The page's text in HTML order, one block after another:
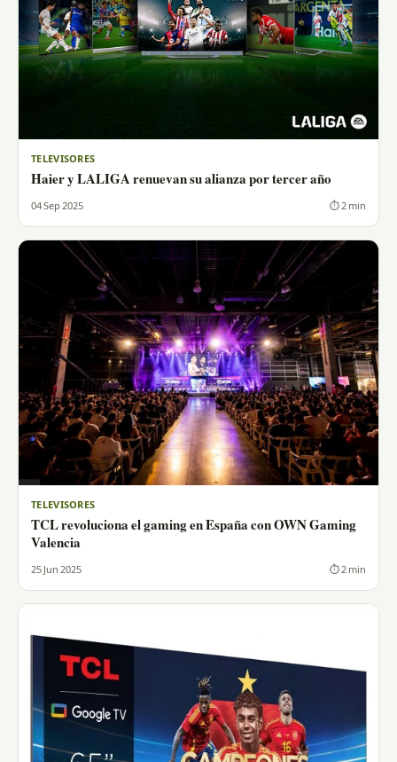
TELEVISORES
Haier y LALIGA renuevan su alianza por tercer año
04 Sep 2025 ⏱ 2 min
TELEVISORES
TCL revoluciona el gaming en España con OWN Gaming
Valencia
25 Jun 2025 ⏱ 2 min